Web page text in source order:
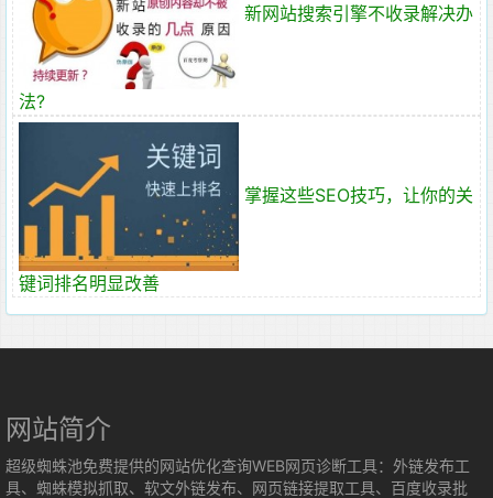
新网站搜索引擎不收录解决办
法?
掌握这些SEO技巧，让你的关
键词排名明显改善
网站简介
超级蜘蛛池免费提供的网站优化查询WEB网页诊断工具：外链发布工
具、蜘蛛模拟抓取、软文外链发布、网页链接提取工具、百度收录批